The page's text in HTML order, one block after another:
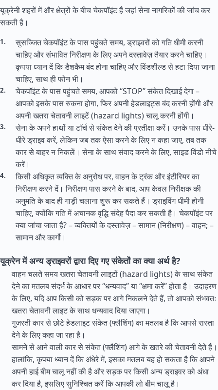
यूक्रेनी शहरों में और क्षेत्रों के बीच चेकपॉइंट हैं जहां सेना नागरिकों की जांच कर
सकती है।
सुसज्जित चेकपॉइंट के पास पहुंचते समय, ड्राइवरों को गति धीमी करनी
चाहिए और संभावित निरीक्षण के लिए अपने दस्तावेज़ तैयार करने चाहिए।
कृपया ध्यान दें कि डैशकैम बंद होना चाहिए और विंडशील्ड से हटा दिया जाना
चाहिए, साथ ही फोन भी।
चेकपॉइंट के पास पहुंचते समय, आपको “STOP” संकेत दिखाई देगा –
आपको इसके पास रुकना होगा, फिर अपनी हेडलाइट्स बंद करनी होंगी और
अपनी खतरा चेतावनी लाइटें (hazard lights) चालू करनी होंगी।
सेना के अपने हाथों या टॉर्च से संकेत देने की प्रतीक्षा करें। उनके पास धीरे-
धीरे ड्राइव करें, लेकिन जब तक ऐसा करने के लिए न कहा जाए, तब तक
कार से बाहर न निकलें। सेना के साथ संवाद करने के लिए, साइड विंडो नीचे
करें।
किसी अधिकृत व्यक्ति के अनुरोध पर, वाहन के ट्रंक और इंटीरियर का
निरीक्षण करने दें। निरीक्षण पास करने के बाद, आप केवल निरीक्षक की
अनुमति के बाद ही गाड़ी चलाना शुरू कर सकते हैं। ड्राइविंग धीमी होनी
चाहिए, क्योंकि गति में अचानक वृद्धि संदेह पैदा कर सकती है। चेकपॉइंट पर
क्या जांचा जाता है? – व्यक्तियों के दस्तावेज़ – सामान (निरीक्षण) – वाहन; –
सामान और कार्गो।
यूक्रेन में अन्य ड्राइवरों द्वारा दिए गए संकेतों का क्या अर्थ है?
वाहन चलते समय खतरा चेतावनी लाइटों (hazard lights) के साथ संकेत
देने का मतलब संदर्भ के आधार पर “धन्यवाद” या “क्षमा करें” होता है। उदाहरण
के लिए, यदि आप किसी को सड़क पर आगे निकलने देते हैं, तो आपको संभवतः
खतरा चेतावनी लाइट के साथ धन्यवाद दिया जाएगा।
गुजरती कार से छोटे हेडलाइट संकेत (फ्लैशिंग) का मतलब है कि आपसे रास्ता
देने के लिए कहा जा रहा है।
सामने से आने वाली कार से संकेत (फ्लैशिंग) आगे के खतरे की चेतावनी देते हैं।
हालांकि, कृपया ध्यान दें कि अंधेरे में, इसका मतलब यह हो सकता है कि आपने
अपनी हाई बीम चालू नहीं की है और सड़क पर किसी अन्य ड्राइवर को अंधा
कर दिया है, इसलिए सुनिश्चित करें कि आपकी लो बीम चालू है।